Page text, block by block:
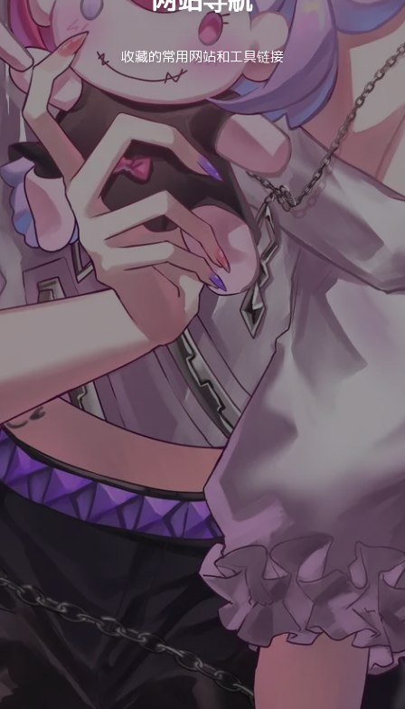
收藏的常用网站和工具链接